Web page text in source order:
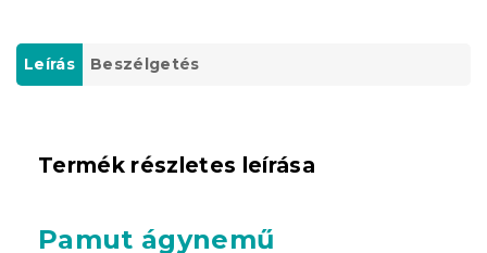
Leírás Beszélgetés
Termék részletes leírása
Pamut ágynemű